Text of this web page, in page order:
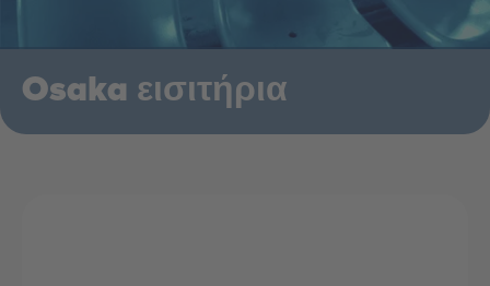
Osaka εισιτήρια